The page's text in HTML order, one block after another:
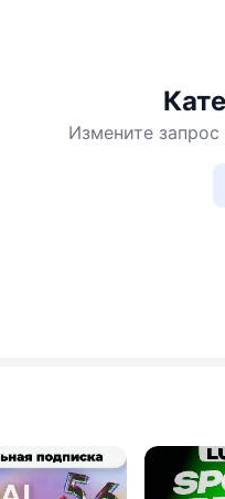
Измените